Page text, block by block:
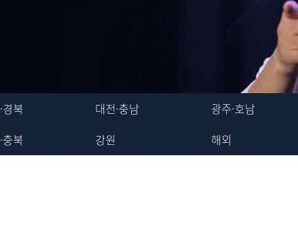
경북 대전·충남 광주·호남
충북 강원 해외